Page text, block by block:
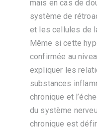
mais en cas de
système de
et les cellules de
Même si cette
confirmée au
expliquer les
substances
chronique et
du système
chronique est